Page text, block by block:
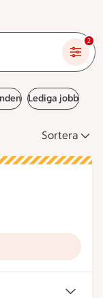
2
Lediga jobb
Sortera
nu, stänger